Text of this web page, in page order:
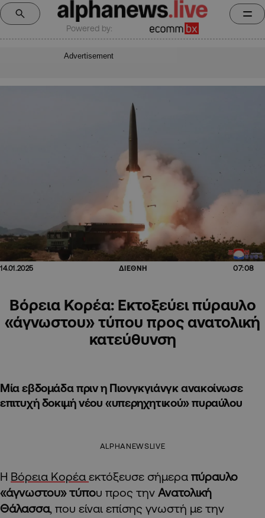
Powered by:
Advertisement
14.01.2025 ΔΙΕΘΝΗ 07:08
Βόρεια Κορέα: Εκτοξεύει πύραυλο
«άγνωστου» τύπου προς ανατολική
κατεύθυνση
Μία εβδομάδα πριν η Πιονγκγιάνγκ ανακοίνωσε
επιτυχή δοκιμή νέου «υπερηχητικού» πυραύλου
ALPHANEWSLIVE
Η Βόρεια Κορέα εκτόξευσε σήμερα πύραυλο
«άγνωστου» τύπου προς την Ανατολική
Θάλασσα, που είναι επίσης γνωστή με την